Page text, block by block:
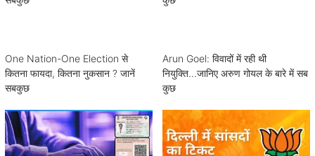
One Nation-One Election से
कितना फायदा, कितना नुकसान ? जानें
सबकुछ
Arun Goel: विवादों में रही थी
नियुक्ति...जानिए अरुण गोयल के बारे में सब
कुछ